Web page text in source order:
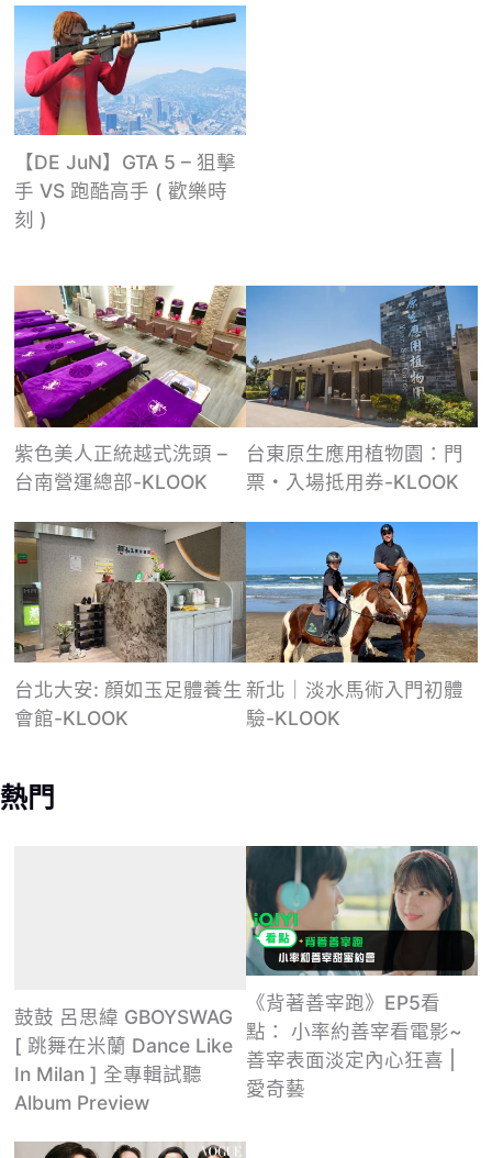
【DE JuN】GTA 5 – 狙擊
手 VS 跑酷高手 ( 歡樂時
刻 )
紫色美人正統越式洗頭 –
台南營運總部-KLOOK
台東原生應用植物園：門
票・入場抵用券-KLOOK
台北大安: 顏如玉足體養生
會館-KLOOK
新北｜淡水馬術入門初體
驗-KLOOK
熱門
鼓鼓 呂思緯 GBOYSWAG
[ 跳舞在米蘭 Dance Like
In Milan ] 全專輯試聽
Album Preview
《背著善宰跑》EP5看
點： 小率約善宰看電影~
善宰表面淡定內心狂喜 |
愛奇藝